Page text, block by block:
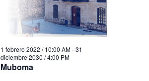
Muboma
1 febrero 2022 / 10:00 AM-31
diciembre 2030 / 4:00 PM